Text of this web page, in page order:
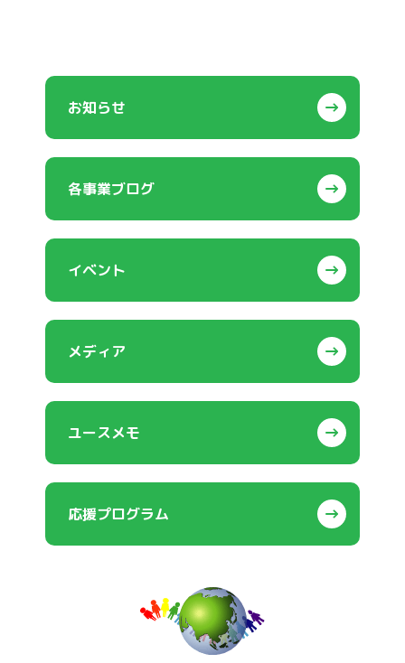
お知らせ
各事業ブログ
イベント
メディア
ユースメモ
応援プログラム